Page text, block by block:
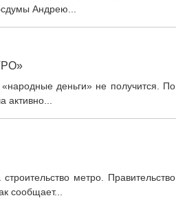
Андрею...
деньги» не получится. По
активно...
метро. Правительство
сообщает...